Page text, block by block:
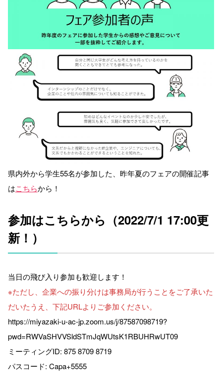
県内外から学生55名が参加した、昨年夏のフェアの開催記事
はこちらから！
参加はこちらから（2022/7/1 17:00更
新！）
当日の飛び入り参加も歓迎します！
※ただし、企業への振り分けは事務局が行うことをご了承いた
だいたうえ、下記URLよりご参加ください。
https://miyazaki-u-ac-jp.zoom.us/j/87587098719?
pwd=RWVaSHVVSldSTmJqWUtsK1RBUHRwUT09
ミーティングID: 875 8709 8719
パスコード: Capa+5555